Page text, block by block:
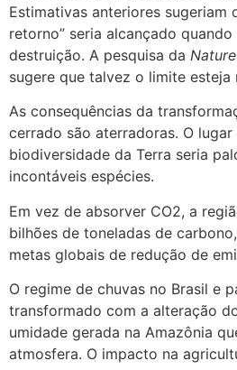
Estimativas anteriores sugeriam
retorno” seria alcançado
destruição. A pesquisa da
sugere que talvez o limite esteja
As consequências da
cerrado são aterradoras. O lugar
biodiversidade da Terra seria
incontáveis espécies.
Em vez de absorver CO2, a
bilhões de toneladas de
metas globais de redução de
O regime de chuvas no Brasil e
transformado com a alteração
umidade gerada na Amazônia
atmosfera. O impacto na